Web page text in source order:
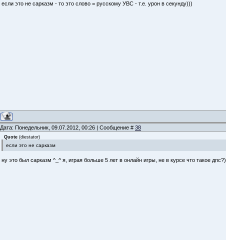
если это не сарказм - то это слово = русскому УВС - т.е. урон в секунду)))
Дата: Понедельник, 09.07.2012, 00:26 | Сообщение # 38
Quote (diestator)
если это не сарказм
ну это был сарказм ^_^ я, играя больше 5 лет в онлайн игры, не в курсе что такое дпс?)